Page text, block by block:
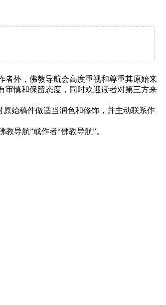
者外，佛教导航会高度重视和尊重其原始来
审慎和保留态度，同时欢迎读者对第三方来
始稿件做适当润色和修饰，并主动联系作
导航”或作者“佛教导航”。